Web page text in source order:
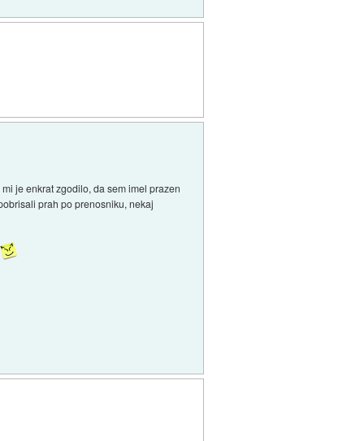
je enkrat zgodilo, da sem imel prazen
prah po prenosniku, nekaj